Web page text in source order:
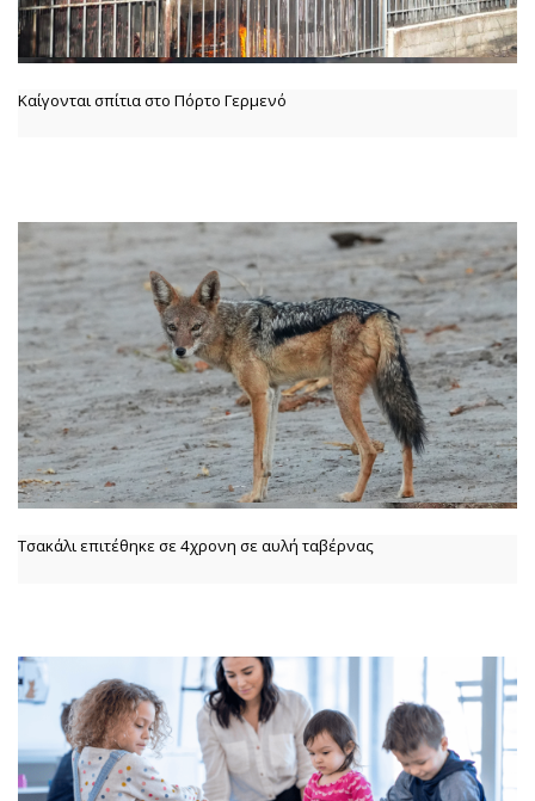
Καίγονται σπίτια στο Πόρτο Γερμενό
Τσακάλι επιτέθηκε σε 4χρονη σε αυλή ταβέρνας